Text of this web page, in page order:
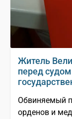
Житель
перед
Обвиняемый
орденов и